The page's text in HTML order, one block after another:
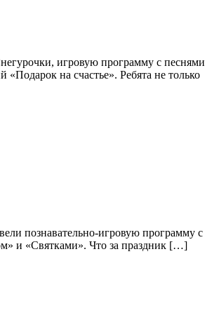
игровую программу с песнями
на счастье». Ребята не только
познавательно-игровую программу с
и «Святками». Что за праздник […]